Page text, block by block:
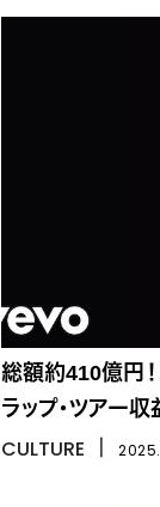
総額約410億円！
ラップ・ツアー
CULTURE